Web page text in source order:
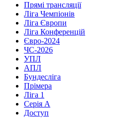
Прямі трансляції
Ліга Чемпіонів
Ліга Європи
Ліга Конференцій
Євро-2024
ЧС-2026
УПЛ
АПЛ
Бундесліга
Прімера
Ліга 1
Серія А
Доступ